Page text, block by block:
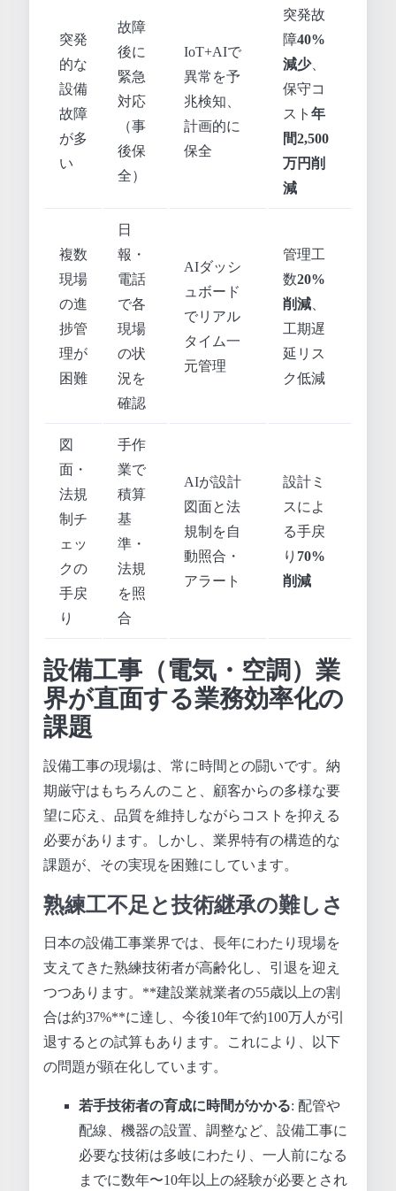
突発
的な
設備
故障
が多
い
故障
後に
緊急
対応
（事
後保
全）
IoT+AIで
異常を予
兆検知、
計画的に
保全
突発故
障40%
減少、
保守コ
スト 年
間2,500
万円削
減
複数
現場
の進
捗管
理が
困難
日
報・
電話
で各
現場
の状
況を
確認
AIダッシ
ュボード
でリアル
タイム一
元管理
管理工
数20%
削減、
工期遅
延リス
ク低減
図
面・
法規
制チ
ェッ
クの
手戻
り
手作
業で
積算
基
準・
法規
を照
合
AIが設計
図面と法
規制を自
動照合・
アラート
設計ミ
スによ
る手戻
り 70%
削減
設備工事（電気・空調）業
界が直面する業務効率化の
課題
設備工事の現場は、常に時間との闘いです。納
期厳守はもちろんのこと、顧客からの多様な要
望に応え、品質を維持しながらコストを抑える
必要があります。しかし、業界特有の構造的な
課題が、その実現を困難にしています。
熟練工不足と技術継承の難しさ
日本の設備工事業界では、長年にわたり現場を
支えてきた熟練技術者が高齢化し、引退を迎え
つつあります。**建設業就業者の55歳以上の割
合は約37%**に達し、今後10年で約100万人が引
退するとの試算もあります。これにより、以下
の問題が顕在化しています。
若手技術者の育成に時間がかかる: 配管や
配線、機器の設置、調整など、設備工事に
必要な技術は多岐にわたり、一人前になる
までに数年〜10年以上の経験が必要とされ